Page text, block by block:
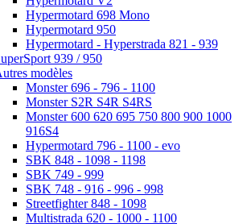
Hypermotard 698 Mono
Hypermotard 950
Hypermotard - Hyperstrada 821 - 939
939 / 950
modèles
Monster 696 - 796 - 1100
Monster S2R S4R S4RS
Monster 600 620 695 750 800 900 1000
916S4
Hypermotard 796 - 1100 - evo
SBK 848 - 1098 - 1198
SBK 749 - 999
SBK 748 - 916 - 996 - 998
Streetfighter 848 - 1098
Multistrada 620 - 1000 - 1100